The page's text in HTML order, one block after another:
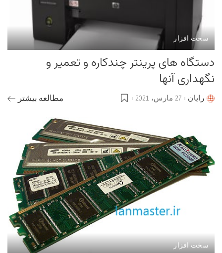
سخت افزار
دستگاه های پرینتر چندکاره و تعمیر و
نگهداری آنها
Postedرایان 27 مارس، 2021 مطالعه بیشتر
سخت افزار